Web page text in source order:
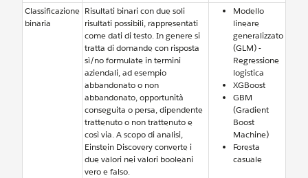
Classificazione
binaria
Risultati binari con due soli
risultati possibili, rappresentati
come dati di testo. In genere si
tratta di domande con risposta
sì/no formulate in termini
aziendali, ad esempio
abbandonato o non
abbandonato, opportunità
conseguita o persa, dipendente
trattenuto o non trattenuto e
così via. A scopo di analisi,
Einstein Discovery converte i
due valori nei valori booleani
vero e falso.
Modello
lineare
generalizzato
(GLM) -
Regressione
logistica
XGBoost
GBM
(Gradient
Boost
Machine)
Foresta
casuale